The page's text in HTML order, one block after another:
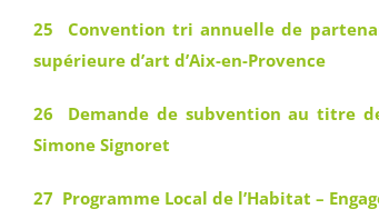
25 Convention tri annuelle de
supérieure d’art d’Aix-en-Provence
26 Demande de subvention au titre
Simone Signoret
27 Programme Local de l’Habitat –